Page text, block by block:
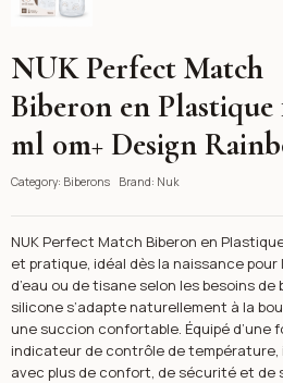
NUK Perfect Match
Biberon en Plastique
ml 0m+ Design
Category: Biberons Brand: Nuk
NUK Perfect Match Biberon en
et pratique, idéal dès la naissance
d’eau ou de tisane selon les besoins
silicone s’adapte naturellement à la
une succion confortable. Équipé d’une
indicateur de contrôle de température,
avec plus de confort, de sécurité et de